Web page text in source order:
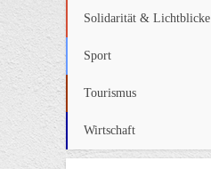
Solidarität & Lichtblicke
Sport
Tourismus
Wirtschaft